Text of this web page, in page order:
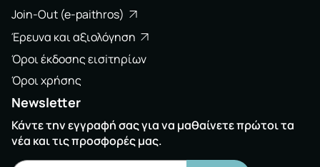
Join-Out (e-paithros)
Έρευνα και αξιολόγηση
Όροι έκδοσης εισiτηρίων
Όροι χρήσης
Newsletter
Κάντε την εγγραφή σας για να μαθαίνετε πρώτοι τα
νέα και τις προσφορές μας.